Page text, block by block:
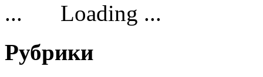
Loading ...
Рубрики